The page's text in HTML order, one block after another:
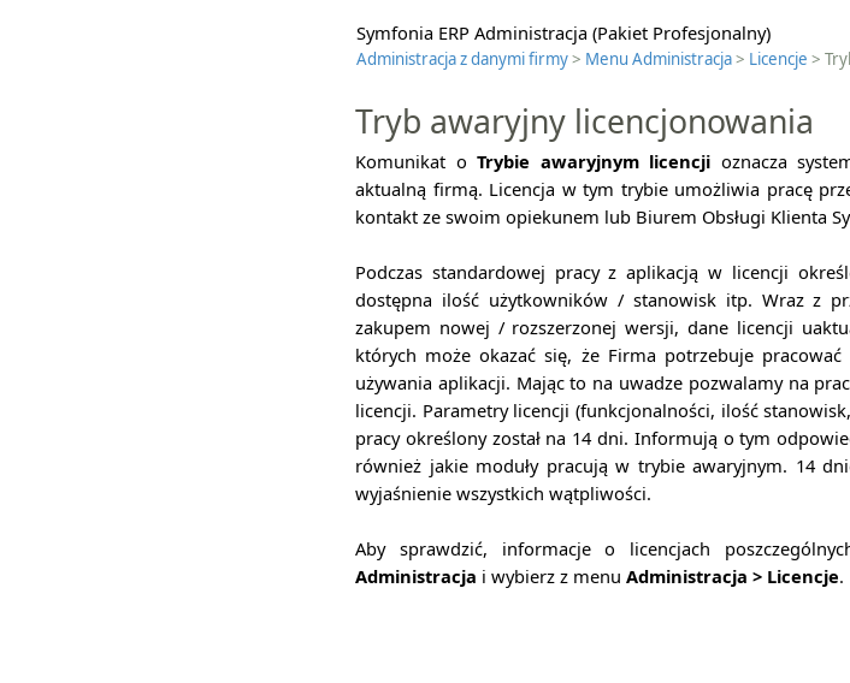
Symfonia ERP Administracja (Pakiet Profesjonalny)
Administracja z danymi firmy> Menu Administracja> Licencje >
Tryb awaryjny licencjonowania
Komunikat o Trybie awaryjnym licencji oznacza
aktualną firmą. Licencja w tym trybie umożliwia pracę
kontakt ze swoim opiekunem lub Biurem Obsługi Klienta
Podczas standardowej pracy z aplikacją w licencji
dostępna ilość użytkowników / stanowisk itp. Wraz z
zakupem nowej / rozszerzonej wersji, dane licencji
których może okazać się, że Firma potrzebuje
używania aplikacji. Mając to na uwadze pozwalamy na
licencji. Parametry licencji (funkcjonalności, ilość
pracy określony został na 14 dni. Informują o tym
również jakie moduły pracują w trybie awaryjnym. 14
wyjaśnienie wszystkich wątpliwości.
Aby sprawdzić, informacje o licencjach
Administracja i wybierz z menu Administracja > Licencje.